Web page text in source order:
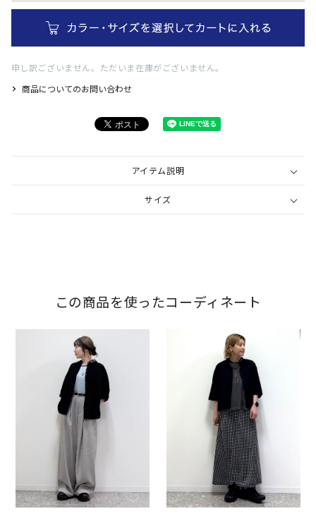
申し訳ございません。ただいま在庫がございません。
商品についてのお問い合わせ
アイテム説明
サイズ
この商品を使ったコーディネート